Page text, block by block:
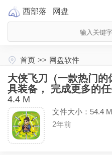
西部落 网盘
首页 >> 网盘软件
大侠飞刀（一款热门
具装备， 完成更多的
4.4 M
文件大小：54.4
2年前